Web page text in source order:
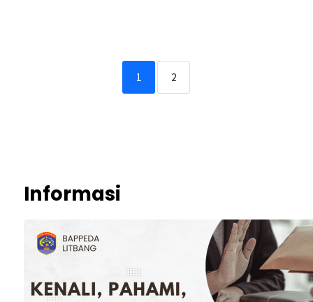
1 2
Informasi